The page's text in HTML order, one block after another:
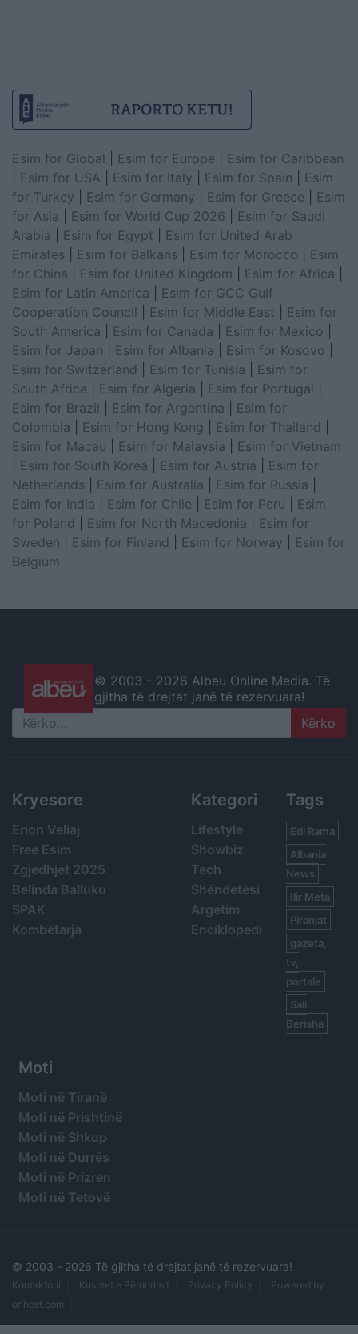
Esim for Global Esim for Europe
Esim for Caribbean
Esim for USA Esim for Italy Esim for Spain
Esim
for Turkey
Esim for Germany Esim for Greece
Esim
for Asia
Esim for World Cup 2026
Esim for Saudi
Arabia
Esim for Egypt
Esim for United Arab
Emirates
Esim for Balkans Esim for Morocco
Esim
for China
Esim for United Kingdom Esim for Africa
Esim for Latin America
Esim for GCC Gulf
Cooperation Council
Esim for Middle East
Esim for
South America
Esim for Canada Esim for Mexico
Esim for Japan
Esim for Albania Esim for Kosovo
Esim for Switzerland
Esim for Tunisia
Esim for
South Africa
Esim for Algeria Esim for Portugal
Esim for Brazil
Esim for Argentina
Esim for
Colombia
Esim for Hong Kong Esim for Thailand
Esim for Macau
Esim for Malaysia
Esim for Vietnam
Esim for South Korea Esim for Austria
Esim for
Netherlands
Esim for Australia Esim for Russia
Esim for India
Esim for Chile Esim for Peru
Esim
for Poland
Esim for North Macedonia
Esim for
Sweden
Esim for Finland Esim for Norway
Esim for
Belgium
© 2003 - 2026 Albeu Online Media. Të
gjitha të drejtat janë të rezervuara!
Search
Kryesore
Erion Veliaj
Free Esim
Zgjedhjet 2025
Belinda Balluku
SPAK
Kombëtarja
Kategori
Lifestyle
Showbiz
Tech
Shëndetësi
Argetim
Enciklopedi
Tags
Edi Rama
Albania
News
Ilir Meta
Piranjat
gazeta,
tv,
portale
Sali
Berisha
Moti
Moti në Tiranë
Moti në Prishtinë
Moti në Shkup
Moti në Durrës
Moti në Prizren
Moti në Tetovë
© 2003 - 2026 Të gjitha të drejtat janë të rezervuara!
Kontaktoni Kushtet e Përdorimit Privacy Policy
Powered by:
orihost.com